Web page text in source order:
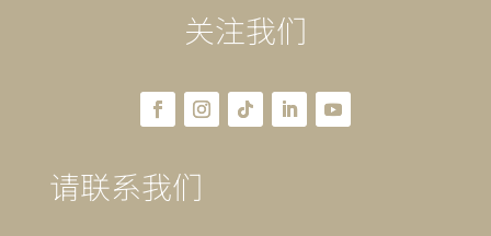
关注我们
请联系我们